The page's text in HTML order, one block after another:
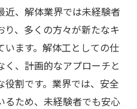
験から高収入を手にし
としての一歩を踏み出
、解体業界では未経験者
り、多くの方々が新たなキ
います。解体工としての仕
、計画的なアプローチと
割です。業界では、安全
るため、未経験者でも安心